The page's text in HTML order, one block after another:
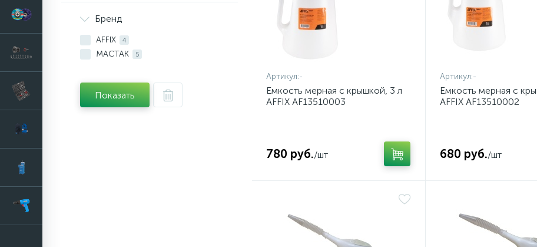
Бренд
AFFIX 4
МАСТАК 5
Показать
Артикул:-
Емкость мерная с крышкой, 3 л
AFFIX AF13510003
780 руб./шт
Артикул:-
Емкость мерная с
AFFIX AF13510002
680 руб./шт